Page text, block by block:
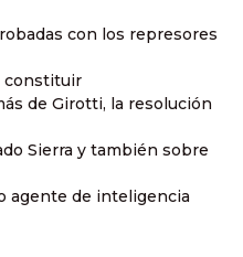
con los represores
constituir
de Girotti, la resolución
Sierra y también sobre
agente de inteligencia